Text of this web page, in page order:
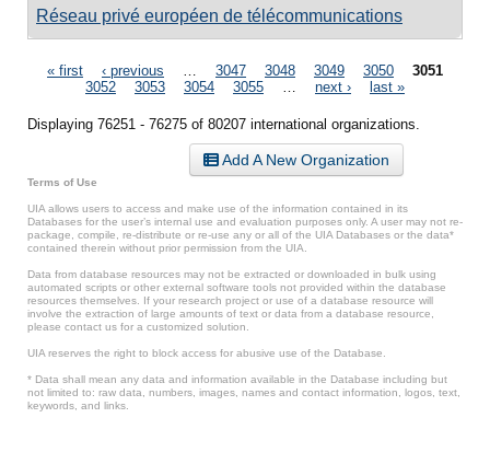
Réseau privé européen de télécommunications
Pages
« first ‹ previous 3047 3048 3049 3050
3051
3052
3053 3054 3055 next › last »
Displaying 76251 - 76275 of 80207 international organizations.
Add A New Organization
Terms of Use
UIA allows users to access and make use of the information contained in its
Databases for the user’s internal use and evaluation purposes only. A user may not re-
package, compile, re-distribute or re-use any or all of the UIA Databases or the data*
contained therein without prior permission from the UIA.
Data from database resources may not be extracted or downloaded in bulk using
automated scripts or other external software tools not provided within the database
resources themselves. If your research project or use of a database resource will
involve the extraction of large amounts of text or data from a database resource,
please contact us for a customized solution.
UIA reserves the right to block access for abusive use of the Database.
* Data shall mean any data and information available in the Database including but
not limited to: raw data, numbers, images, names and contact information, logos, text,
keywords, and links.